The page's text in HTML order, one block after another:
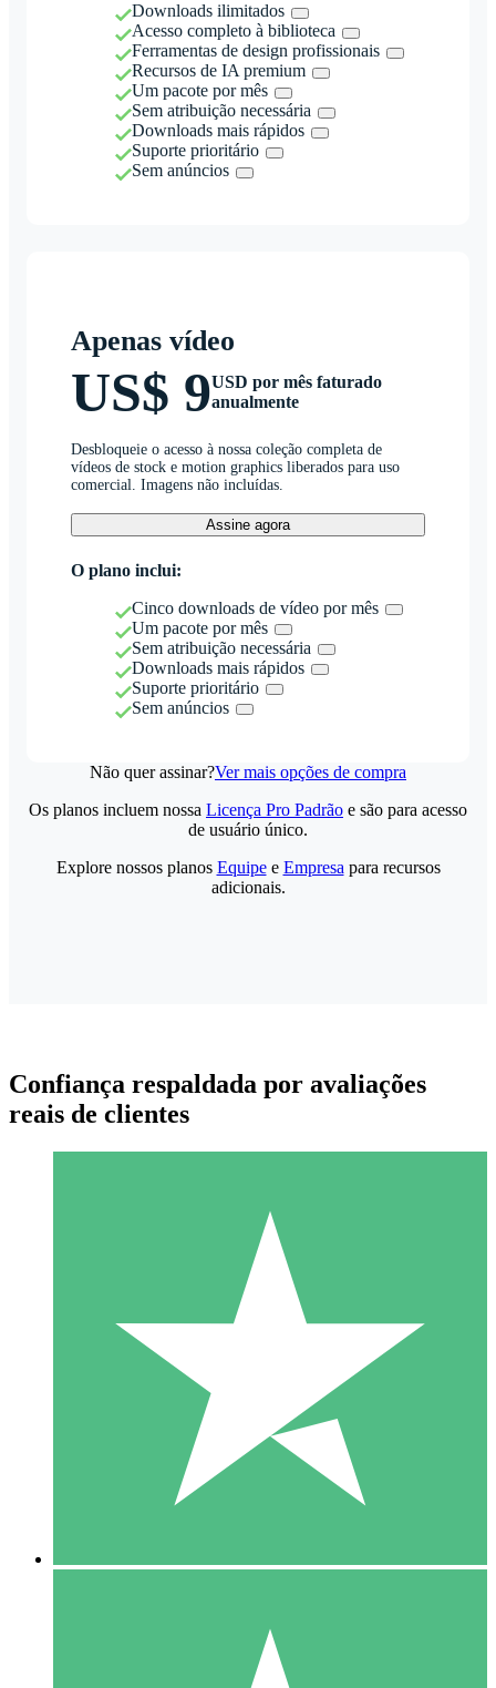
Downloads ilimitados
Acesso completo à biblioteca
Ferramentas de design profissionais
Recursos de IA premium
Um pacote por mês
Sem atribuição necessária
Downloads mais rápidos
Suporte prioritário
Sem anúncios
Apenas vídeo
US$ 9USD por mês faturado
anualmente
Desbloqueie o acesso à nossa coleção completa de
vídeos de stock e motion graphics liberados para uso
comercial. Imagens não incluídas.
Assine agora
O plano inclui:
Cinco downloads de vídeo por mês
Um pacote por mês
Sem atribuição necessária
Downloads mais rápidos
Suporte prioritário
Sem anúncios
Não quer assinar?Ver mais opções de compra
Pacotes de Créditos Individuais
Pague conforme o uso com créditos de download. Sem
1000
10 Downloads
20 00
Os planos incluem nossa Licença Pro Padrão e são para acesso
de usuário único.
Explore nossos planos Equipee Empresa para recursos
adicionais.
Confiança respaldada por avaliações
reais de clientes